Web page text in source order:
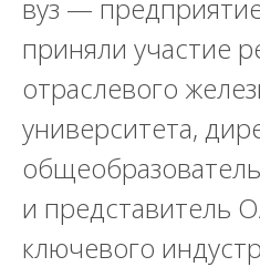
вуз —
приняли участие
отраслевого
университета,
и представитель
ключевого